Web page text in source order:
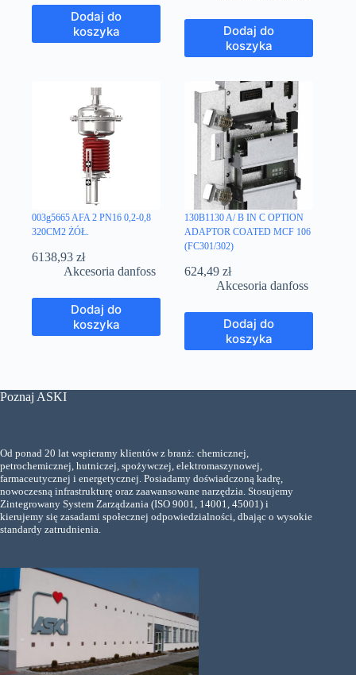
Dodaj do
koszyka
Dodaj do
koszyka
003g5665 AFA 2 PN16 0,2-0,8
320CM2 ŻÓŁ.
6138,93 zł
Akcesoria danfoss
Dodaj do
koszyka
130B1130 A/ B IN C OPTION
ADAPTOR COATED MCF 106
(FC301/302)
624,49zł
Akcesoria danfoss
Dodaj do
koszyka
Poznaj ASKI
Od ponad 20 lat wspieramy klientów z branż: chemicznej,
petrochemicznej, hutniczej, spożywczej, elektromaszynowej,
farmaceutycznej i energetycznej. Posiadamy doświadczoną kadrę,
nowoczesną infrastrukturę oraz zaawansowane narzędzia. Stosujemy
Zintegrowany System Zarządzania (ISO 9001, 14001, 45001) i
kierujemy się zasadami społecznej odpowiedzialności, dbając o wysokie
standardy zatrudnienia.